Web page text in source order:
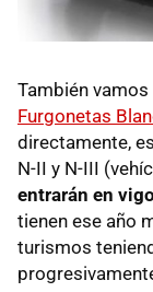
También
Furgonetas
directamente,
N-II y N-III
entrarán en
tienen ese año
turismos